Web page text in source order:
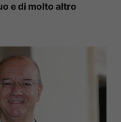
e di molto altro